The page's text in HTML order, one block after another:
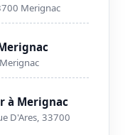
Merignac
à Merignac
D'Ares, 33700